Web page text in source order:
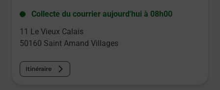
Collecte du courrier aujourd'hui à 08h00
11 Le Vieux Calais
50160 Saint Amand Villages
Itinéraire